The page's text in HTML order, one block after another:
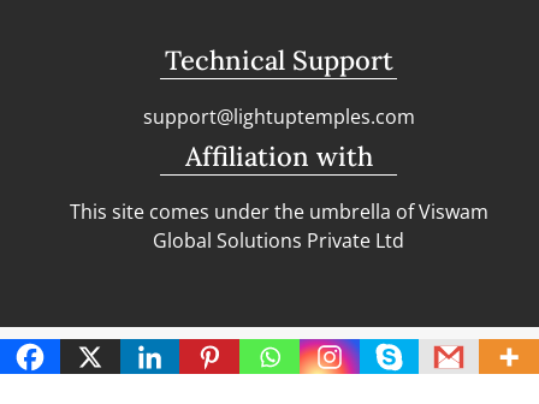
Technical Support
support@lightuptemples.com
Affiliation with
This site comes under the umbrella of Viswam
Global Solutions Private Ltd